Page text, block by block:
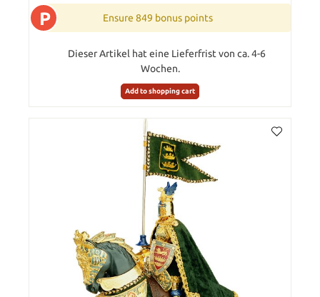
P Ensure 849 bonus points
Dieser Artikel hat eine Lieferfrist von ca. 4-6
Wochen.
Add to shopping cart